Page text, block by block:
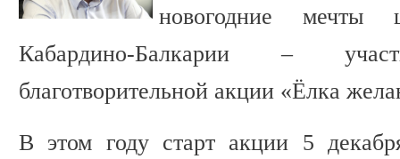
новогодние
Кабардино-Балкарии –
благотворительной акции «Ёлка
В этом году старт акции 5